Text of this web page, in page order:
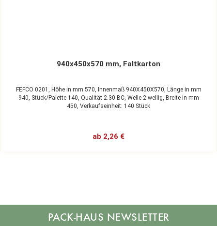
940x450x570 mm, Faltkarton
FEFCO 0201, Höhe in mm 570, Innenmaß 940X450X570, Länge in mm
940, Stück/Palette 140, Qualität 2.30 BC, Welle 2-wellig, Breite in mm
450, Verkaufseinheit: 140 Stück
ab 2,26 €
NEWSLETTER